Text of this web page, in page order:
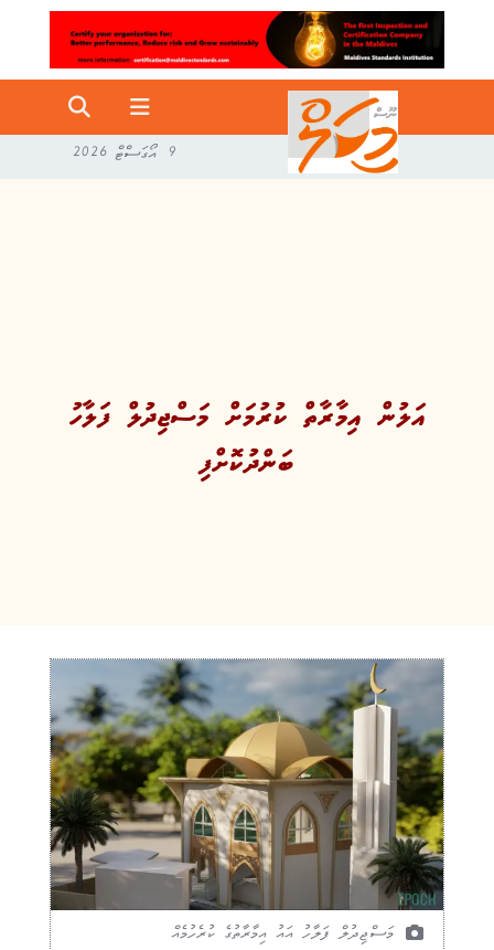
9 އޯގަސްޓް 2026
އަލުން އިމާރާތް ކުރުމަށް މަސްޖިދުލް ފަލާހު
ބަންދުކޮށްފި
މަސްޖިދުލް ފަލާހު އައު އިމާރާތުގެ ކުރެހުމެއް